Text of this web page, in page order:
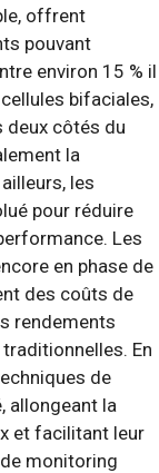
offrent
pouvant
environ 15 % il
bifaciales,
deux côtés du
la
les
pour réduire
Les
en phase de
des coûts de
rendements
En
de
allongeant la
et facilitant leur
monitoring